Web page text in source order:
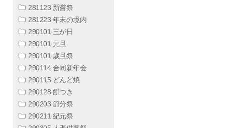
281123 新嘗祭
281223 年末の境内
290101 三が日
290101 元旦
290101 歳旦祭
290114 合同新年会
290115 どんど焼
290128 餅つき
290203 節分祭
290211 紀元祭